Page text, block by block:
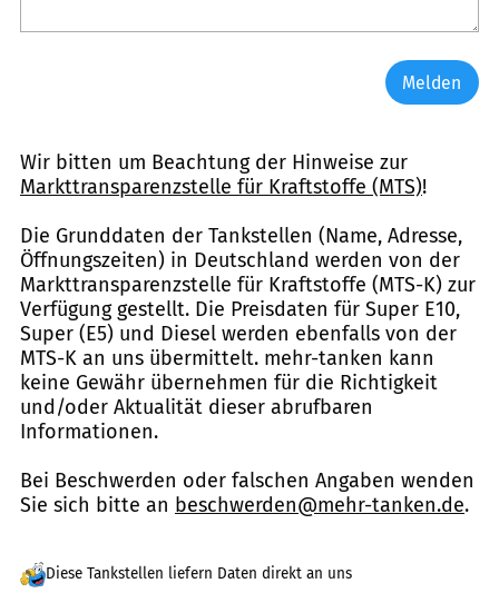
Melden
Wir bitten um Beachtung der Hinweise zur
Markttransparenzstelle für Kraftstoffe (MTS)!
Die Grunddaten der Tankstellen (Name, Adresse,
Öffnungszeiten) in Deutschland werden von der
Markttransparenzstelle für Kraftstoffe (MTS-K) zur
Verfügung gestellt. Die Preisdaten für Super E10,
Super (E5) und Diesel werden ebenfalls von der
MTS-K an uns übermittelt. mehr-tanken kann
keine Gewähr übernehmen für die Richtigkeit
und/oder Aktualität dieser abrufbaren
Informationen.
Bei Beschwerden oder falschen Angaben wenden
Sie sich bitte an beschwerden@mehr-tanken.de.
Diese Tankstellen liefern Daten direkt an uns